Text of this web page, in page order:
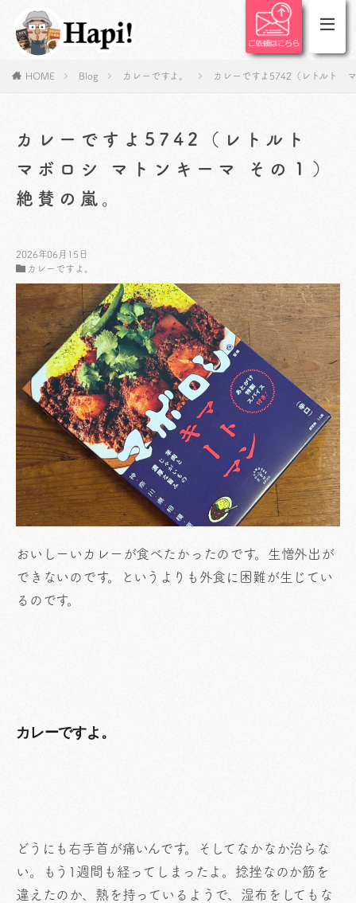
HOME Blog カレーですよ。 カレーですよ5742（レトルト
カレーですよ5742（レトルト
マボロシ マトンキーマ その１）
絶賛の嵐。
2026年06月15日
カレーですよ。
おいしーいカレーが食べたかったのです。生憎外出が
できないのです。というよりも外食に困難が生じてい
るのです。
カレーですよ。
どうにも右手首が痛いんです。そしてなかなか治らな
い。もう1週間も経ってしまったよ。捻挫なのか筋を
違えたのか、熱を持っているようで、湿布をしてもな